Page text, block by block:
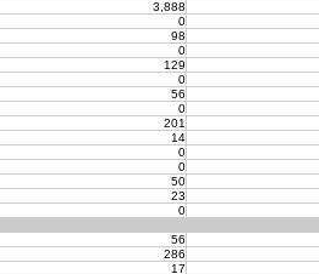
3,888
0
98
0
129
0
56
0
201
14
0
0
50
23
0
56
286
17